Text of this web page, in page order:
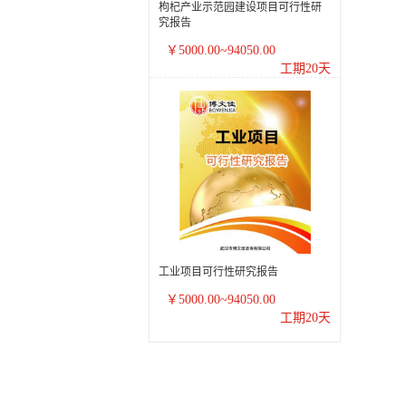
枸杞产业示范园建设项目可行性研
究报告
￥5000.00~94050.00
工期20天
工业项目可行性研究报告
￥5000.00~94050.00
工期20天